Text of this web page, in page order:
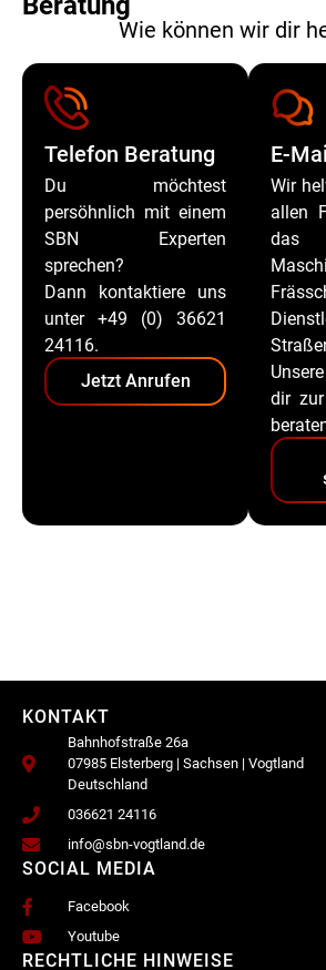
Wie können wir dir
Telefon Beratung
Du möchtest
persöhnlich mit einem
SBN Experten
sprechen?
Dann kontaktiere uns
unter +49 (0) 36621
24116.
Jetzt Anrufen
E-
Wir
allen
das
dir
KONTAKT
Bahnhofstraße 26a
07985 Elsterberg | Sachsen | Vogtland
Deutschland
036621 24116
info@sbn-vogtland.de
SOCIAL MEDIA
Facebook
Youtube
RECHTLICHE HINWEISE